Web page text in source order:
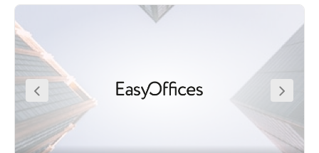
אביב. מהקצה הדרומי של מחוז העסקים המרכזי (CBD), אתם ממוקמים
בסביבה פורייה של חברות מכל הסוגים. מבורסת היהלומים עד
לסטארט-אפים חדשניים. ההזדמנות שלכם לסביבה עסקית ויצירת
קשרים חדשים, במרחק הליכה בלבד.